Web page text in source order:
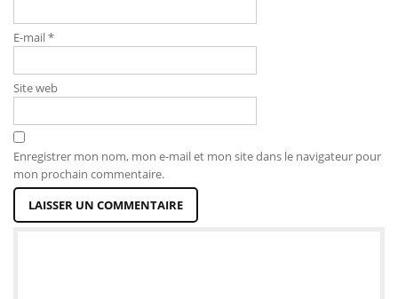
E-mail*
Site web
Enregistrer mon nom, mon e-mail et mon site dans le navigateur pour
mon prochain commentaire.